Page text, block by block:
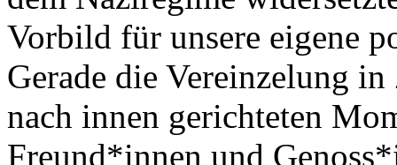
Vorbild für unsere eigene
Gerade die Vereinzelung
nach innen gerichteten
Freund*innen und